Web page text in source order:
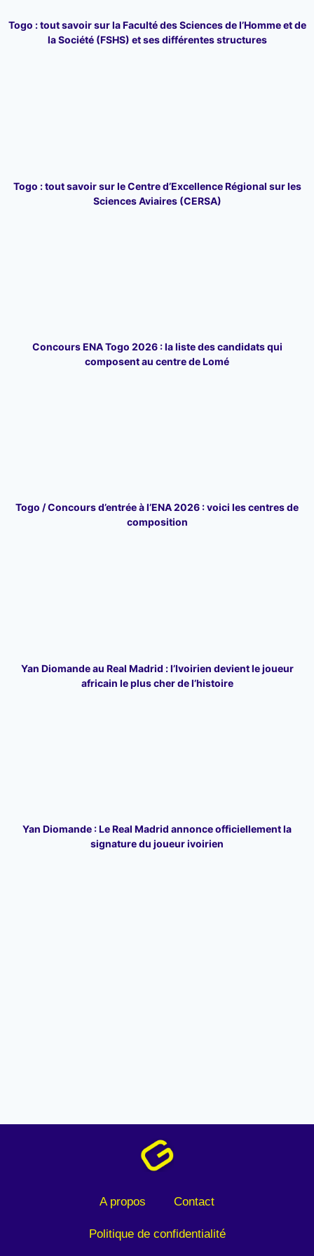
Togo : tout savoir sur la Faculté des Sciences de l’Homme et de
la Société (FSHS) et ses différentes structures
Togo : tout savoir sur le Centre d’Excellence Régional sur les
Sciences Aviaires (CERSA)
Concours ENA Togo 2026 : la liste des candidats qui
composent au centre de Lomé
Togo / Concours d’entrée à l’ENA 2026 : voici les centres de
composition
Yan Diomande au Real Madrid : l’Ivoirien devient le joueur
africain le plus cher de l’histoire
Yan Diomande : Le Real Madrid annonce officiellement la
signature du joueur ivoirien
A propos Contact
Politique de confidentialité